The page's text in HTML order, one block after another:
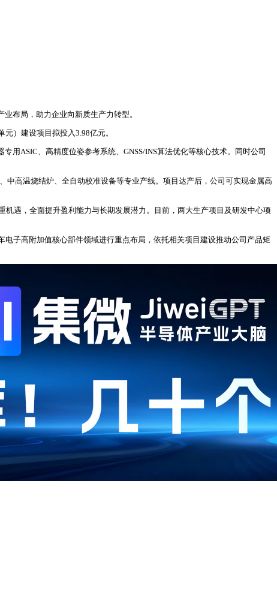
布局，助力企业向新质生产力转型。
）建设项目拟投入3.98亿元。
用ASIC、高精度位姿参考系统、GNSS/INS算法优化等核心技术。同时公司
高温烧结炉、全自动校准设备等专业产线。项目达产后，公司可实现金属高
遇，全面提升盈利能力与长期发展潜力。目前，两大生产项目及研发中心项
子高附加值核心部件领域进行重点布局，依托相关项目建设推动公司产品矩